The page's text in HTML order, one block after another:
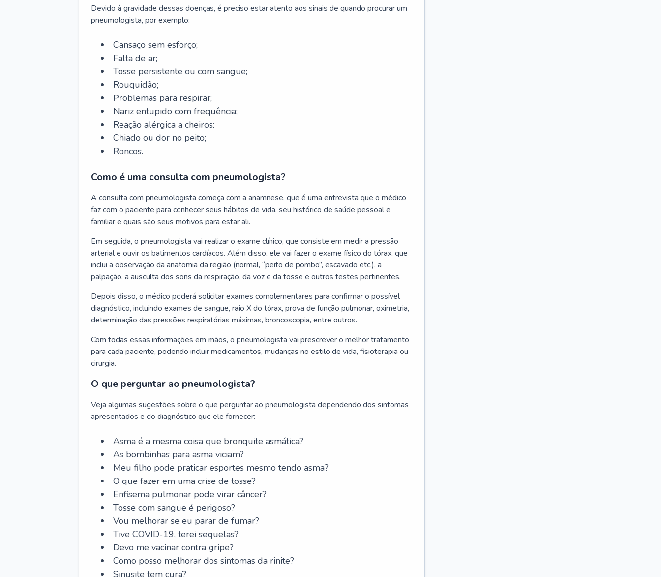
Devido à gravidade dessas doenças, é preciso estar atento aos sinais de quando procurar um
pneumologista, por exemplo:
Cansaço sem esforço;
Falta de ar;
Tosse persistente ou com sangue;
Rouquidão;
Problemas para respirar;
Nariz entupido com frequência;
Reação alérgica a cheiros;
Chiado ou dor no peito;
Roncos.
Como é uma consulta com pneumologista?
A consulta com pneumologista começa com a anamnese, que é uma entrevista que o médico
faz com o paciente para conhecer seus hábitos de vida, seu histórico de saúde pessoal e
familiar e quais são seus motivos para estar ali.
Em seguida, o pneumologista vai realizar o exame clínico, que consiste em medir a pressão
arterial e ouvir os batimentos cardíacos. Além disso, ele vai fazer o exame físico do tórax, que
inclui a observação da anatomia da região (normal, “peito de pombo”, escavado etc.), a
palpação, a ausculta dos sons da respiração, da voz e da tosse e outros testes pertinentes.
Depois disso, o médico poderá solicitar exames complementares para confirmar o possível
diagnóstico, incluindo exames de sangue, raio X do tórax, prova de função pulmonar, oximetria,
determinação das pressões respiratórias máximas, broncoscopia, entre outros.
Com todas essas informações em mãos, o pneumologista vai prescrever o melhor tratamento
para cada paciente, podendo incluir medicamentos, mudanças no estilo de vida, fisioterapia ou
cirurgia.
O que perguntar ao pneumologista?
Veja algumas sugestões sobre o que perguntar ao pneumologista dependendo dos sintomas
apresentados e do diagnóstico que ele fornecer:
Asma é a mesma coisa que bronquite asmática?
As bombinhas para asma viciam?
Meu filho pode praticar esportes mesmo tendo asma?
O que fazer em uma crise de tosse?
Enfisema pulmonar pode virar câncer?
Tosse com sangue é perigoso?
Vou melhorar se eu parar de fumar?
Tive COVID-19, terei sequelas?
Devo me vacinar contra gripe?
Como posso melhorar dos sintomas da rinite?
Sinusite tem cura?